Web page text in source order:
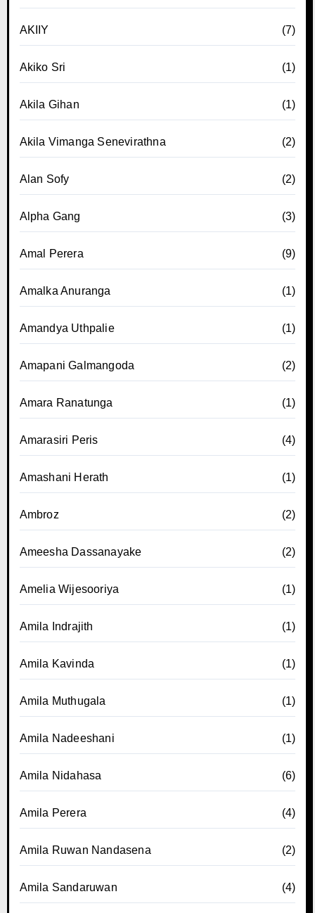
AKIIY (7)
Akiko Sri (1)
Akila Gihan (1)
Akila Vimanga Senevirathna (2)
Alan Sofy (2)
Alpha Gang (3)
Amal Perera (9)
Amalka Anuranga (1)
Amandya Uthpalie (1)
Amapani Galmangoda (2)
Amara Ranatunga (1)
Amarasiri Peris (4)
Amashani Herath (1)
Ambroz (2)
Ameesha Dassanayake (2)
Amelia Wijesooriya (1)
Amila Indrajith (1)
Amila Kavinda (1)
Amila Muthugala (1)
Amila Nadeeshani (1)
Amila Nidahasa (6)
Amila Perera (4)
Amila Ruwan Nandasena (2)
Amila Sandaruwan (4)